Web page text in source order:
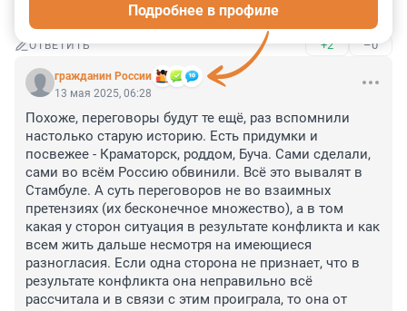
ОТВЕТИТЬ +2 –0
гражданин России
Подробнее в профиле
13 мая 2025, 06:28
Похоже, переговоры будут те ещё, раз вспомнили
настолько старую историю. Есть придумки и
посвежее - Краматорск, роддом, Буча. Сами сделали,
сами во всём Россию обвинили. Всё это вывалят в
Стамбуле. А суть переговоров не во взаимных
претензиях (их бесконечное множество), а в том
какая у сторон ситуация в результате конфликта и как
всем жить дальше несмотря на имеющиеся
разногласия. Если одна сторона не признает, что в
результате конфликта она неправильно всё
рассчитала и в связи с этим проиграла, то она от